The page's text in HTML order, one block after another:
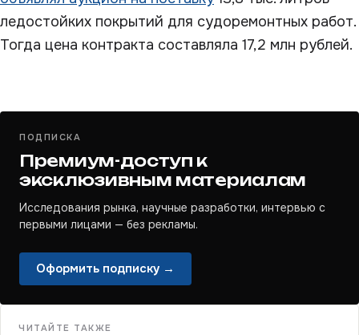
ледостойких покрытий для судоремонтных работ.
Тогда цена контракта составляла 17,2 млн рублей.
ПОДПИСКА
Премиум-доступ к
эксклюзивным материалам
Исследования рынка, научные разработки, интервью с
первыми лицами — без рекламы.
Оформить подписку →
ЧИТАЙТЕ ТАКЖЕ